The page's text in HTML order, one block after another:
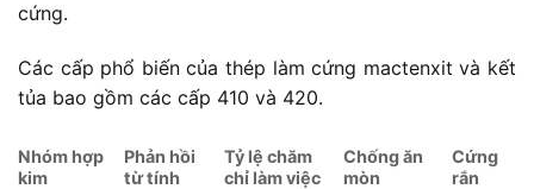
cứng.
Các cấp phổ biến của thép làm cứng mactenxit và kết
tủa bao gồm các cấp 410 và 420.
Nhóm hợp
kim
Phản hồi
từ tính
Tỷ lệ chăm
chỉ làm việc
Chống ăn
mòn
Cứng
rắn